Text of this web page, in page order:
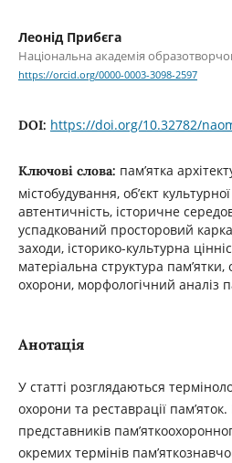
Леонід Прибєга
Національна академія
https://orcid.org/0000-0003-3098-2597
DOI: https://doi.org/10.32782/
Ключові слова: пам’ятка
містобудування, об’єкт
автентичність, історичне
успадкований просторовий
заходи, історико-культурна
матеріальна структура
охорони, морфологічний аналіз
Анотація
У статті розглядаються
охорони та реставрації
представників
окремих термінів